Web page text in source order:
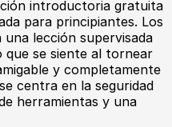
introductoria gratuita
para principiantes. Los
lección supervisada
se siente al tornear
y completamente
centra en la seguridad
herramientas y una